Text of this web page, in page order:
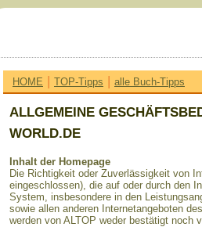
HOME | TOP-Tipps | alle Buch-Tipps
ALLGEMEINE
WORLD.DE
Inhalt der Homepage
Die Richtigkeit oder Zuverlässigkeit von
eingeschlossen), die auf oder durch den
System, insbesondere in den
sowie allen anderen Internetangeboten
werden von ALTOP weder bestätigt noch